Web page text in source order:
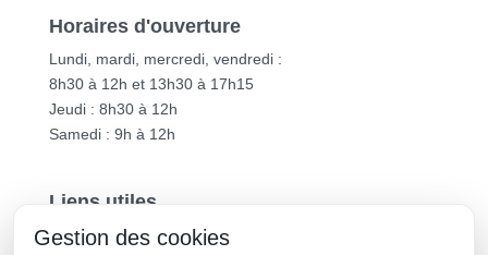
Horaires d'ouverture
Lundi, mardi, mercredi, vendredi :
8h30 à 12h et 13h30 à 17h15
Jeudi : 8h30 à 12h
Samedi : 9h à 12h
Liens utiles
Vichy Communauté
Gestion des cookies